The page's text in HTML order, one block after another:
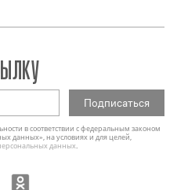
в соответствии с федеральным законом
данных», на условиях и для целей,
данных.